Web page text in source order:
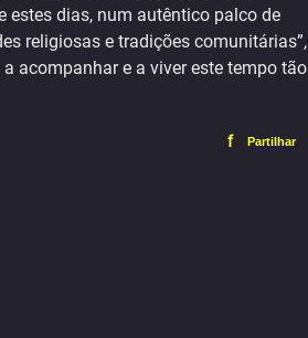
estes dias, num autêntico palco de
religiosas e tradições comunitárias”,
acompanhar e a viver este tempo tão
f Partilhar